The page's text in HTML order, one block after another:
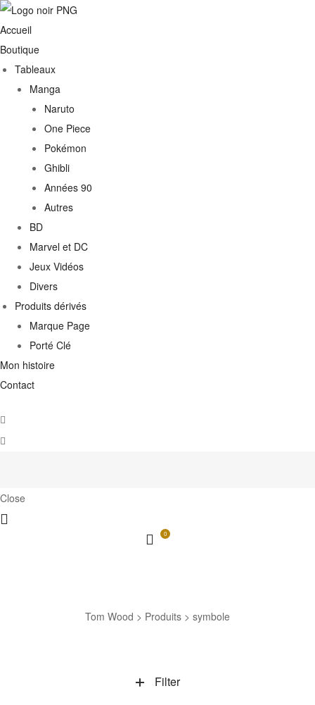
Accueil
Boutique
Tableaux
Manga
Naruto
One Piece
Pokémon
Ghibli
Années 90
Autres
BD
Marvel et DC
Jeux Vidéos
Divers
Produits dérivés
Marque Page
Porté Clé
Mon histoire
Contact
Close
0
Tom Wood > Produits > symbole
Filter